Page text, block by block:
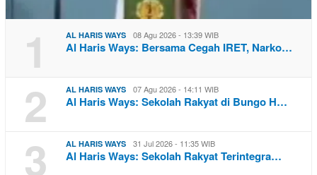
1 AL HARIS WAYS 08 Agu 2026 - 13:39 WIB
Al Haris Ways: Bersama Cegah IRET, Narko…
2 AL HARIS WAYS 07 Agu 2026 - 14:11 WIB
Al Haris Ways: Sekolah Rakyat di Bungo H…
3 AL HARIS WAYS 31 Jul 2026 - 11:35 WIB
Al Haris Ways: Sekolah Rakyat Terintegra…